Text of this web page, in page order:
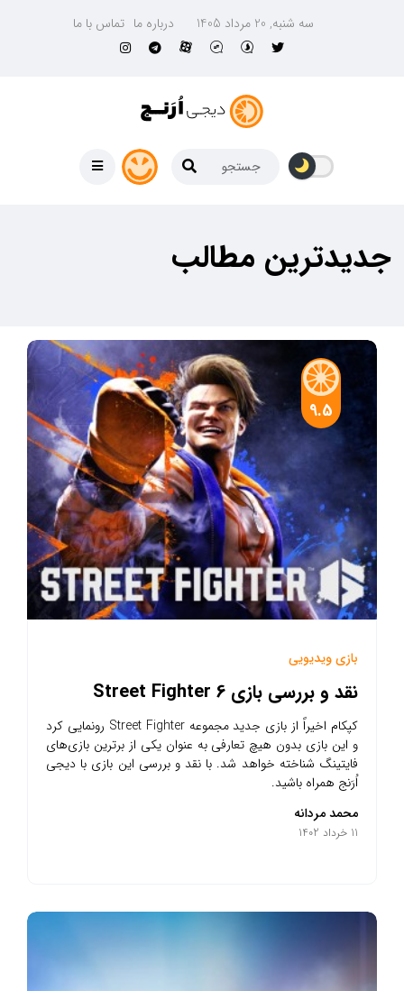
سه شنبه, 20 مرداد 1405 درباره ما تماس با ما
جدیدترین مطالب
9.5
بازی ویدیویی
نقد و بررسی بازی Street Fighter 6
کپکام اخیراً از بازی جدید مجموعه Street Fighter رونمایی کرد
و این بازی بدون هیچ تعارفی به عنوان یکی از برترین بازی‌های
فایتینگ شناخته خواهد شد. با نقد و بررسی این بازی با دیجی
اُرَنج همراه باشید.
محمد مردانه
11 خرداد 1402